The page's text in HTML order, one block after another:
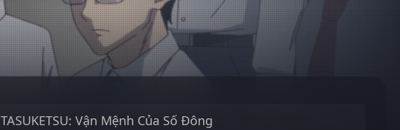
TASUKETSU: Vận Mệnh Của Số Đông